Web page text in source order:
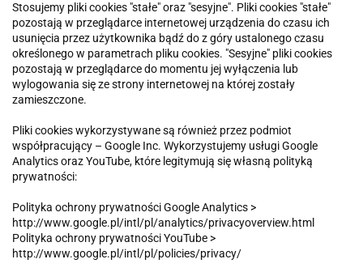
Stosujemy pliki cookies "stałe" oraz "sesyjne". Pliki cookies "stałe"
pozostają w przeglądarce internetowej urządzenia do czasu ich
usunięcia przez użytkownika bądź do z góry ustalonego czasu
określonego w parametrach pliku cookies. "Sesyjne" pliki cookies
pozostają w przeglądarce do momentu jej wyłączenia lub
wylogowania się ze strony internetowej na której zostały
zamieszczone.
Pliki cookies wykorzystywane są również przez podmiot
współpracujący – Google Inc. Wykorzystujemy usługi Google
Analytics oraz YouTube, które legitymują się własną polityką
prywatności:
Polityka ochrony prywatności Google Analytics >
http://www.google.pl/intl/pl/analytics/privacyoverview.html
Polityka ochrony prywatności YouTube >
http://www.google.pl/intl/pl/policies/privacy/